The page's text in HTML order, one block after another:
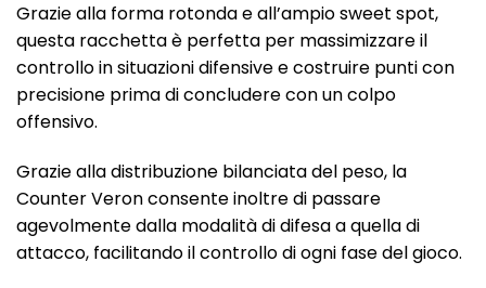
Grazie alla forma rotonda e all’ampio sweet spot,
questa racchetta è perfetta per massimizzare il
controllo in situazioni difensive e costruire punti con
precisione prima di concludere con un colpo
offensivo.
Grazie alla distribuzione bilanciata del peso, la
Counter Veron consente inoltre di passare
agevolmente dalla modalità di difesa a quella di
attacco, facilitando il controllo di ogni fase del gioco.